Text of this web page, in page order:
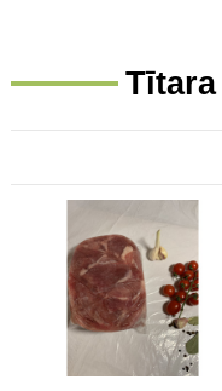
Nav noliktavā